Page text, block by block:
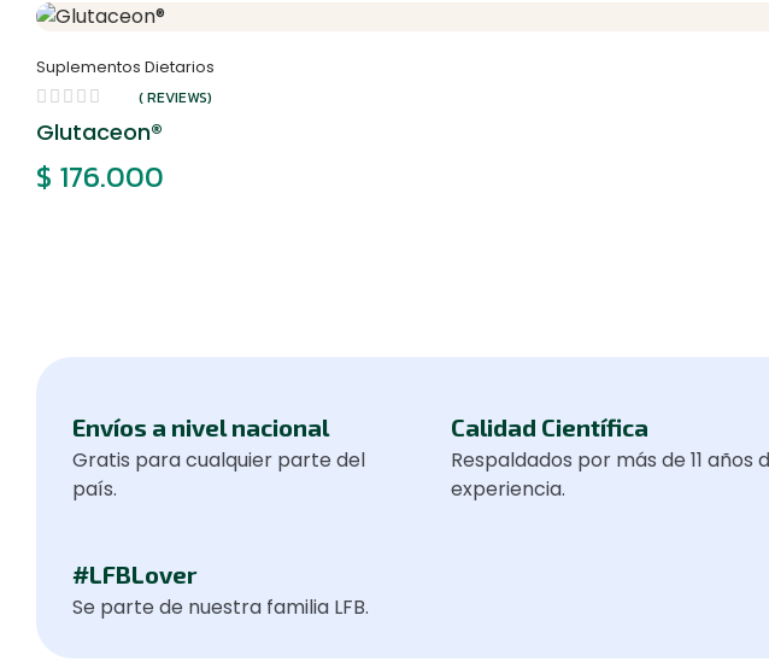
Suplementos Dietarios
( REVIEWS)
Glutaceon®
$ 176.000
Envíos a nivel nacional
Gratis para cualquier parte del
país.
Calidad Científica
Respaldados por más de 11 años
experiencia.
#LFBLover
Se parte de nuestra familia LFB.